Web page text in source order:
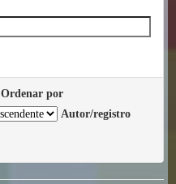
Ordenar por
Autor/registro